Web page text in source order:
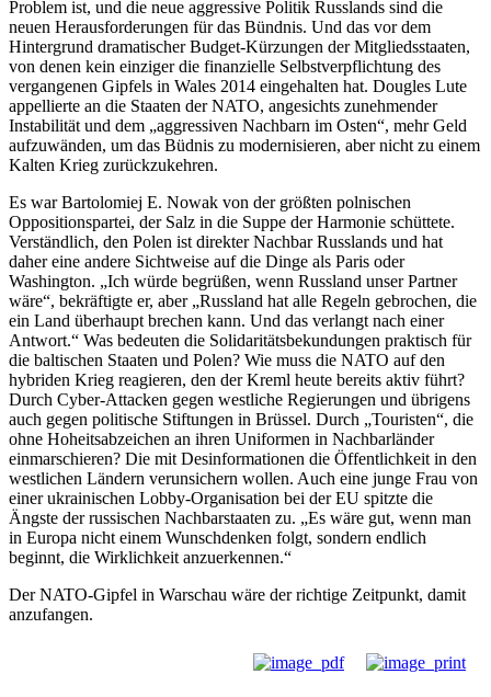
Problem ist, und die neue aggressive Politik Russlands sind die
neuen Herausforderungen für das Bündnis. Und das vor dem
Hintergrund dramatischer Budget-Kürzungen der Mitgliedsstaaten,
von denen kein einziger die finanzielle Selbstverpflichtung des
vergangenen Gipfels in Wales 2014 eingehalten hat. Dougles Lute
appellierte an die Staaten der NATO, angesichts zunehmender
Instabilität und dem „aggressiven Nachbarn im Osten“, mehr Geld
aufzuwänden, um das Büdnis zu modernisieren, aber nicht zu einem
Kalten Krieg zurückzukehren.
Es war Bartolomiej E. Nowak von der größten polnischen
Oppositionspartei, der Salz in die Suppe der Harmonie schüttete.
Verständlich, den Polen ist direkter Nachbar Russlands und hat
daher eine andere Sichtweise auf die Dinge als Paris oder
Washington. „Ich würde begrüßen, wenn Russland unser Partner
wäre“, bekräftigte er, aber „Russland hat alle Regeln gebrochen, die
ein Land überhaupt brechen kann. Und das verlangt nach einer
Antwort.“ Was bedeuten die Solidaritätsbekundungen praktisch für
die baltischen Staaten und Polen? Wie muss die NATO auf den
hybriden Krieg reagieren, den der Kreml heute bereits aktiv führt?
Durch Cyber-Attacken gegen westliche Regierungen und übrigens
auch gegen politische Stiftungen in Brüssel. Durch „Touristen“, die
ohne Hoheitsabzeichen an ihren Uniformen in Nachbarländer
einmarschieren? Die mit Desinformationen die Öffentlichkeit in den
westlichen Ländern verunsichern wollen. Auch eine junge Frau von
einer ukrainischen Lobby-Organisation bei der EU spitzte die
Ängste der russischen Nachbarstaaten zu. „Es wäre gut, wenn man
in Europa nicht einem Wunschdenken folgt, sondern endlich
beginnt, die Wirklichkeit anzuerkennen.“
Der NATO-Gipfel in Warschau wäre der richtige Zeitpunkt, damit
anzufangen.